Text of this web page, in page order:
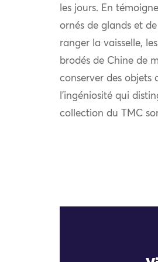
les jours. En
ornés de glands et
ranger la vaisselle,
brodés de Chine de
conserver des objets
l’ingéniosité qui
collection du TMC